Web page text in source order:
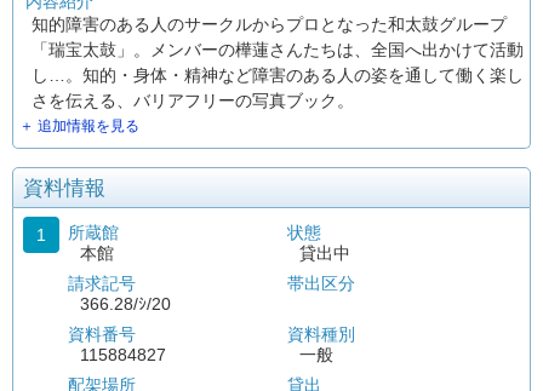
知的障害のある人のサークルからプロとなった和太鼓グループ
「瑞宝太鼓」。メンバーの樺蓮さんたちは、全国へ出かけて活動
し…。知的・身体・精神など障害のある人の姿を通して働く楽し
さを伝える、バリアフリーの写真ブック。
＋ 追加情報を見る
資料情報
1
所蔵館
本館
請求記号
366.28/ｼ/20
資料番号
115884827
配架場所
状態
貸出中
帯出区分
資料種別
一般
貸出